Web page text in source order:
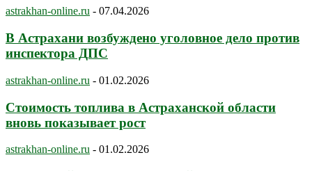
astrakhan-online.ru - 07.04.2026
В Астрахани возбуждено уголовное дело против
инспектора ДПС
astrakhan-online.ru - 01.02.2026
Стоимость топлива в Астраханской области
вновь показывает рост
astrakhan-online.ru - 01.02.2026